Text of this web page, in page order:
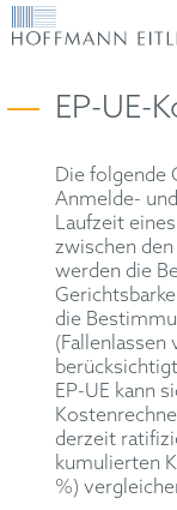
EP-UE-
Die folgende
Anmelde-
Laufzeit
zwischen
werden die
die
EP-UE kann
derzeit
kumulierten
%)